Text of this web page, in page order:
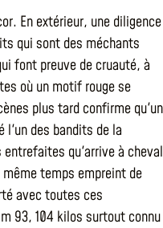
En extérieur, une diligence
qui sont des méchants
font preuve de cruauté, à
où un motif rouge se
plus tard confirme qu'un
l'un des bandits de la
qu'arrive à cheval
temps empreint de
avec toutes ces
93, 104 kilos surtout connu